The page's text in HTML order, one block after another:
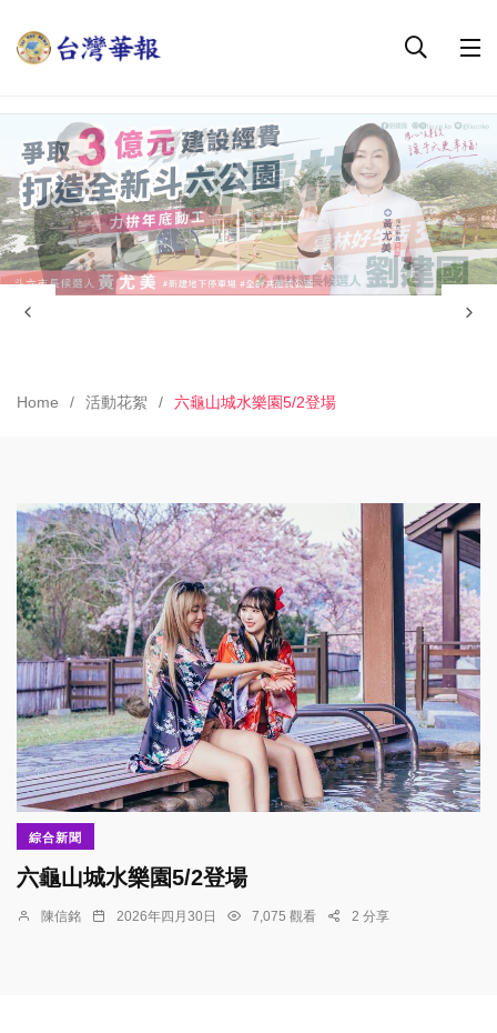
Home 活動花絮 六龜山城水樂園5/2登場
綜合新聞
六龜山城水樂園5/2登場
陳信銘 2026年四月30日 7,075 觀看 2 分享